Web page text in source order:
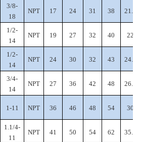
3/8-
18
NPT 17 24 31 38 21.5
1/2-
14
NPT 19 27 32 40 22
1/2-
14
NPT 24 30 32 43 24.5
3/4-
14
NPT 27 36 42 48 26.5
1-11 NPT 36 46 48 54 30
1.1/4-
11
NPT 41 50 54 62 35.5